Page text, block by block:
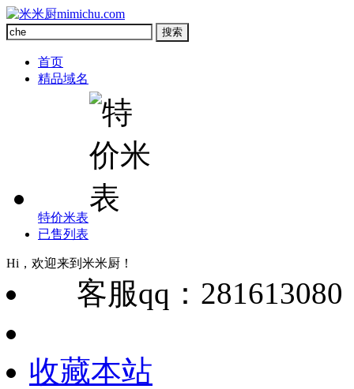
首页
精品域名
特价米表
已售列表
Hi，欢迎来到米米厨！
客服qq：281613080
收藏本站